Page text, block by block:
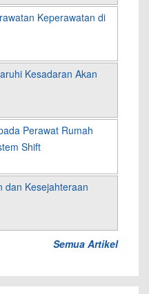
Keperawatan di
Kesadaran Akan
Perawat Rumah
Shift
dan Kesejahteraan
Semua Artikel